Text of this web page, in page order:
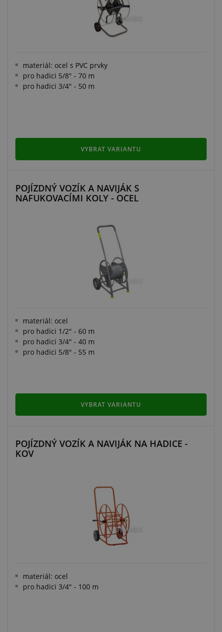
materiál: ocel s PVC prvky
pro hadici 5/8" - 70 m
pro hadici ​3/4" - 50 m
VYBRAT VARIANTU
POJÍZDNÝ VOZÍK A NAVIJÁK S
NAFUKOVACÍMI KOLY - OCEL
materiál: ocel
pro hadici 1/2" - 60 m
pro hadici 3/4" - 40 m
pro hadici 5/8" - 55 m
VYBRAT VARIANTU
POJÍZDNÝ VOZÍK A NAVIJÁK NA HADICE -
KOV
materiál: ocel
pro hadici 3/4" - 100 m